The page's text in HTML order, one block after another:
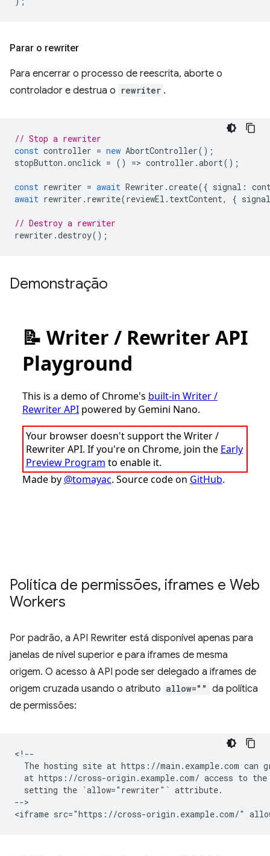
Parar o rewriter
Para encerrar o processo de reescrita, aborte o
controlador e destrua o rewriter .
// Stop a rewriter
const controller = new AbortController();
stopButton .onclick = () => controller .abort();
const rewriter = await Rewriter .create({ signal :
await rewriter . rewrite(reviewEl . textContent, { signal
// Destroy a rewriter
rewriter .destroy();
Demonstração
Política de permissões, iframes e Web
Workers
Por padrão, a API Rewriter está disponível apenas para
janelas de nível superior e para iframes de mesma
origem. O acesso à API pode ser delegado a iframes de
origem cruzada usando o atributo allow="" da política
de permissões:
<!--
The hosting site at https://main.example.com can
at https://cross-origin.example.com/ access to
  setting the `allow="rewriter"` attribute.
-->